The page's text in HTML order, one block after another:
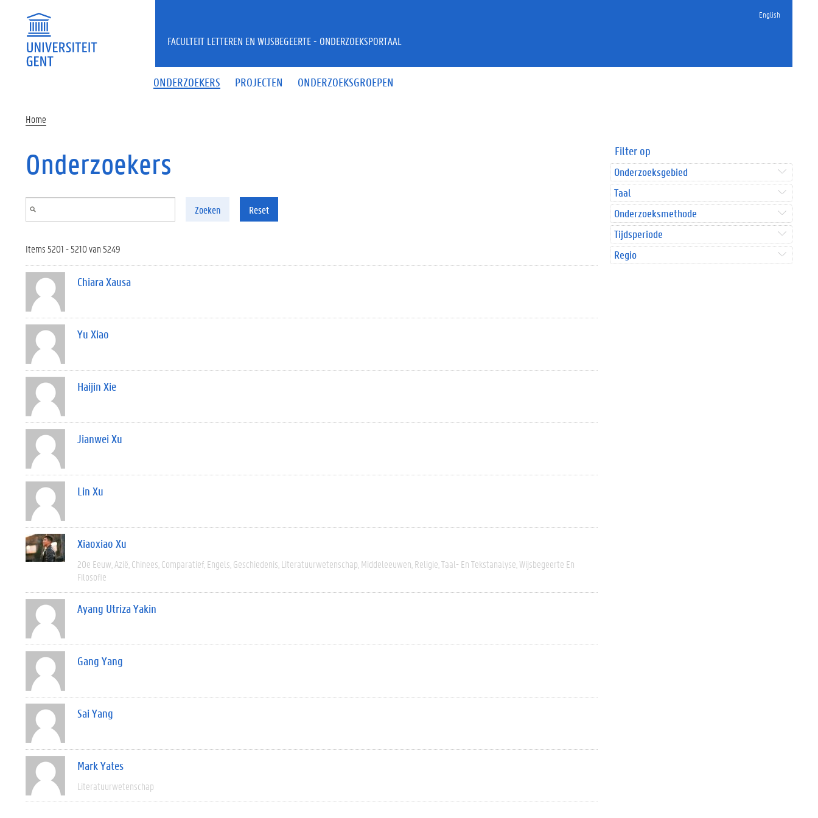
English
ONDERZOEKERS PROJECTEN ONDERZOEKSGROEPEN
FACULTEIT LETTEREN EN WIJSBEGEERTE - ONDERZOEKSPORTAAL
Home
Onderzoekers
Zoeken Reset
Items 5201 - 5210 van 5249
Chiara Xausa
Yu Xiao
Haijin Xie
Jianwei Xu
Lin Xu
Xiaoxiao Xu
20e Eeuw Azië Chinees Comparatief Engels Geschiedenis Literatuurwetenschap Middeleeuwen Religie Taal- En Tekstanalyse Wijsbegeerte En
Filosofie
Ayang Utriza Yakin
Gang Yang
Sai Yang
Mark Yates
Literatuurwetenschap
Filter op
Onderzoeksgebied
Taal
Onderzoeksmethode
Tijdsperiode
Regio